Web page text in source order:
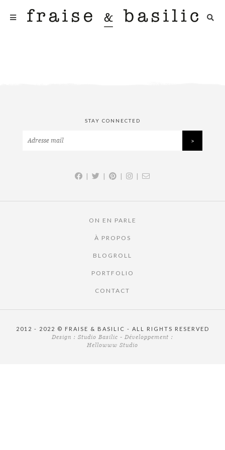
STAY CONNECTED
| | | |
ON EN PARLE
À PROPOS
BLOGROLL
PORTFOLIO
CONTACT
2012 - 2022 © FRAISE & BASILIC - ALL RIGHTS RESERVED
Design : Studio Basilic - Développement :
Hellowww Studio